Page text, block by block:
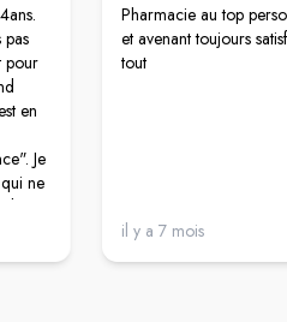
pour
en
Je
ne
Pharmacie au top
et avenant toujours
tout
il y a 7 mois